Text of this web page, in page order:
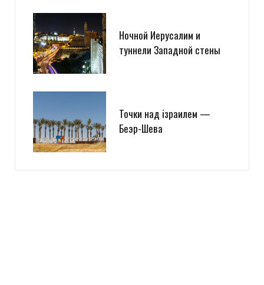
Ночной Иерусалим и
туннели Западной стены
Точки над iзраилем —
Беэр-Шева